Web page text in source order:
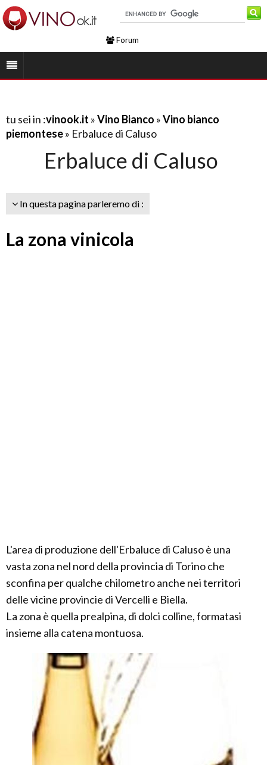
Forum
tu sei in :vinook.it »Vino Bianco »Vino bianco
piemontese» Erbaluce di Caluso
Erbaluce di Caluso
In questa pagina parleremo di :
La zona vinicola
L'area di produzione dell'Erbaluce di Caluso è una
vasta zona nel nord della provincia di Torino che
sconfina per qualche chilometro anche nei territori
delle vicine provincie di Vercelli e Biella.
La zona è quella prealpina, di dolci colline, formatasi
insieme alla catena montuosa.